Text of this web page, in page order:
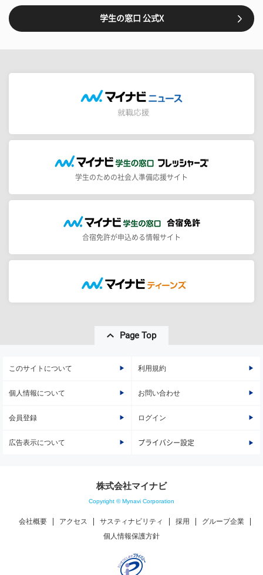
学生の窓口 公式X
学生のための社会人準備応援サイト
合宿免許が申込める情報サイト
Page Top
このサイトについて 利用規約
個人情報について お問い合わせ
会員登録 ログイン
広告表示について プライバシー設定
株式会社マイナビ
Copyright © Mynavi Corporation
会社概要 アクセス サスティナビリティ 採用
グループ企業
個人情報保護方針